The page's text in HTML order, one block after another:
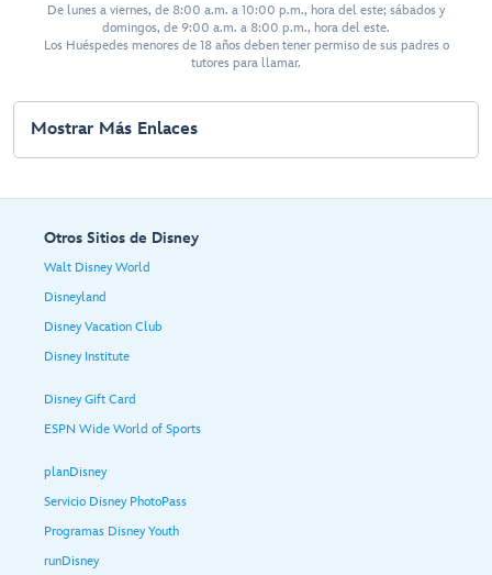
De lunes a viernes, de 8:00 a.m. a 10:00 p.m., hora del este; sábados y
domingos, de 9:00 a.m. a 8:00 p.m., hora del este.
Los Huéspedes menores de 18 años deben tener permiso de sus padres o
tutores para llamar.
Mostrar Más Enlaces
Otros Sitios de Disney
Walt Disney World
Disneyland
Disney Vacation Club
Disney Institute
Disney Gift Card
ESPN Wide World of Sports
planDisney
Servicio Disney PhotoPass
Programas Disney Youth
runDisney